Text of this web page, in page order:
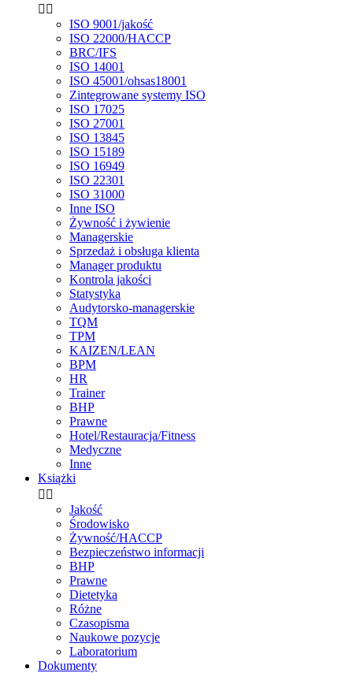
 
ISO 9001/jakość
ISO 22000/HACCP
BRC/IFS
ISO 14001
ISO 45001/ohsas18001
Zintegrowane systemy ISO
ISO 17025
ISO 27001
ISO 13845
ISO 15189
ISO 16949
ISO 22301
ISO 31000
Inne ISO
Żywność i żywienie
Managerskie
Sprzedaż i obsługa klienta
Manager produktu
Kontrola jakości
Statystyka
Audytorsko-managerskie
TQM
TPM
KAIZEN/LEAN
BPM
HR
Trainer
BHP
Prawne
Hotel/Restauracja/Fitness
Medyczne
Inne
Książki
 
Jakość
Środowisko
Żywność/HACCP
Bezpieczeństwo informacji
BHP
Prawne
Dietetyka
Różne
Czasopisma
Naukowe pozycje
Laboratorium
Dokumenty